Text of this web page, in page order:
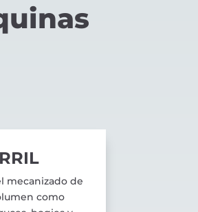
mecanizado de
como